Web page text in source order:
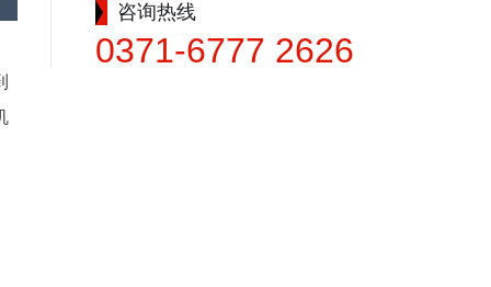
咨询热线
0371-6777 2626